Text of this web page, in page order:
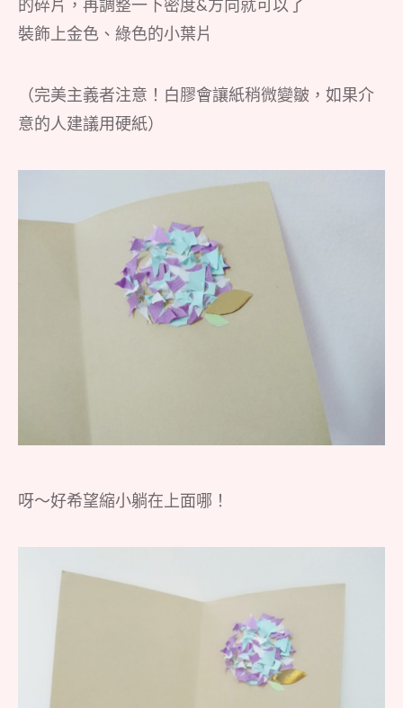
的碎片，再調整一下密度&方向就可以了
裝飾上金色、綠色的小葉片
（完美主義者注意！白膠會讓紙稍微變皺，如果介
意的人建議用硬紙）
呀～好希望縮小躺在上面哪！